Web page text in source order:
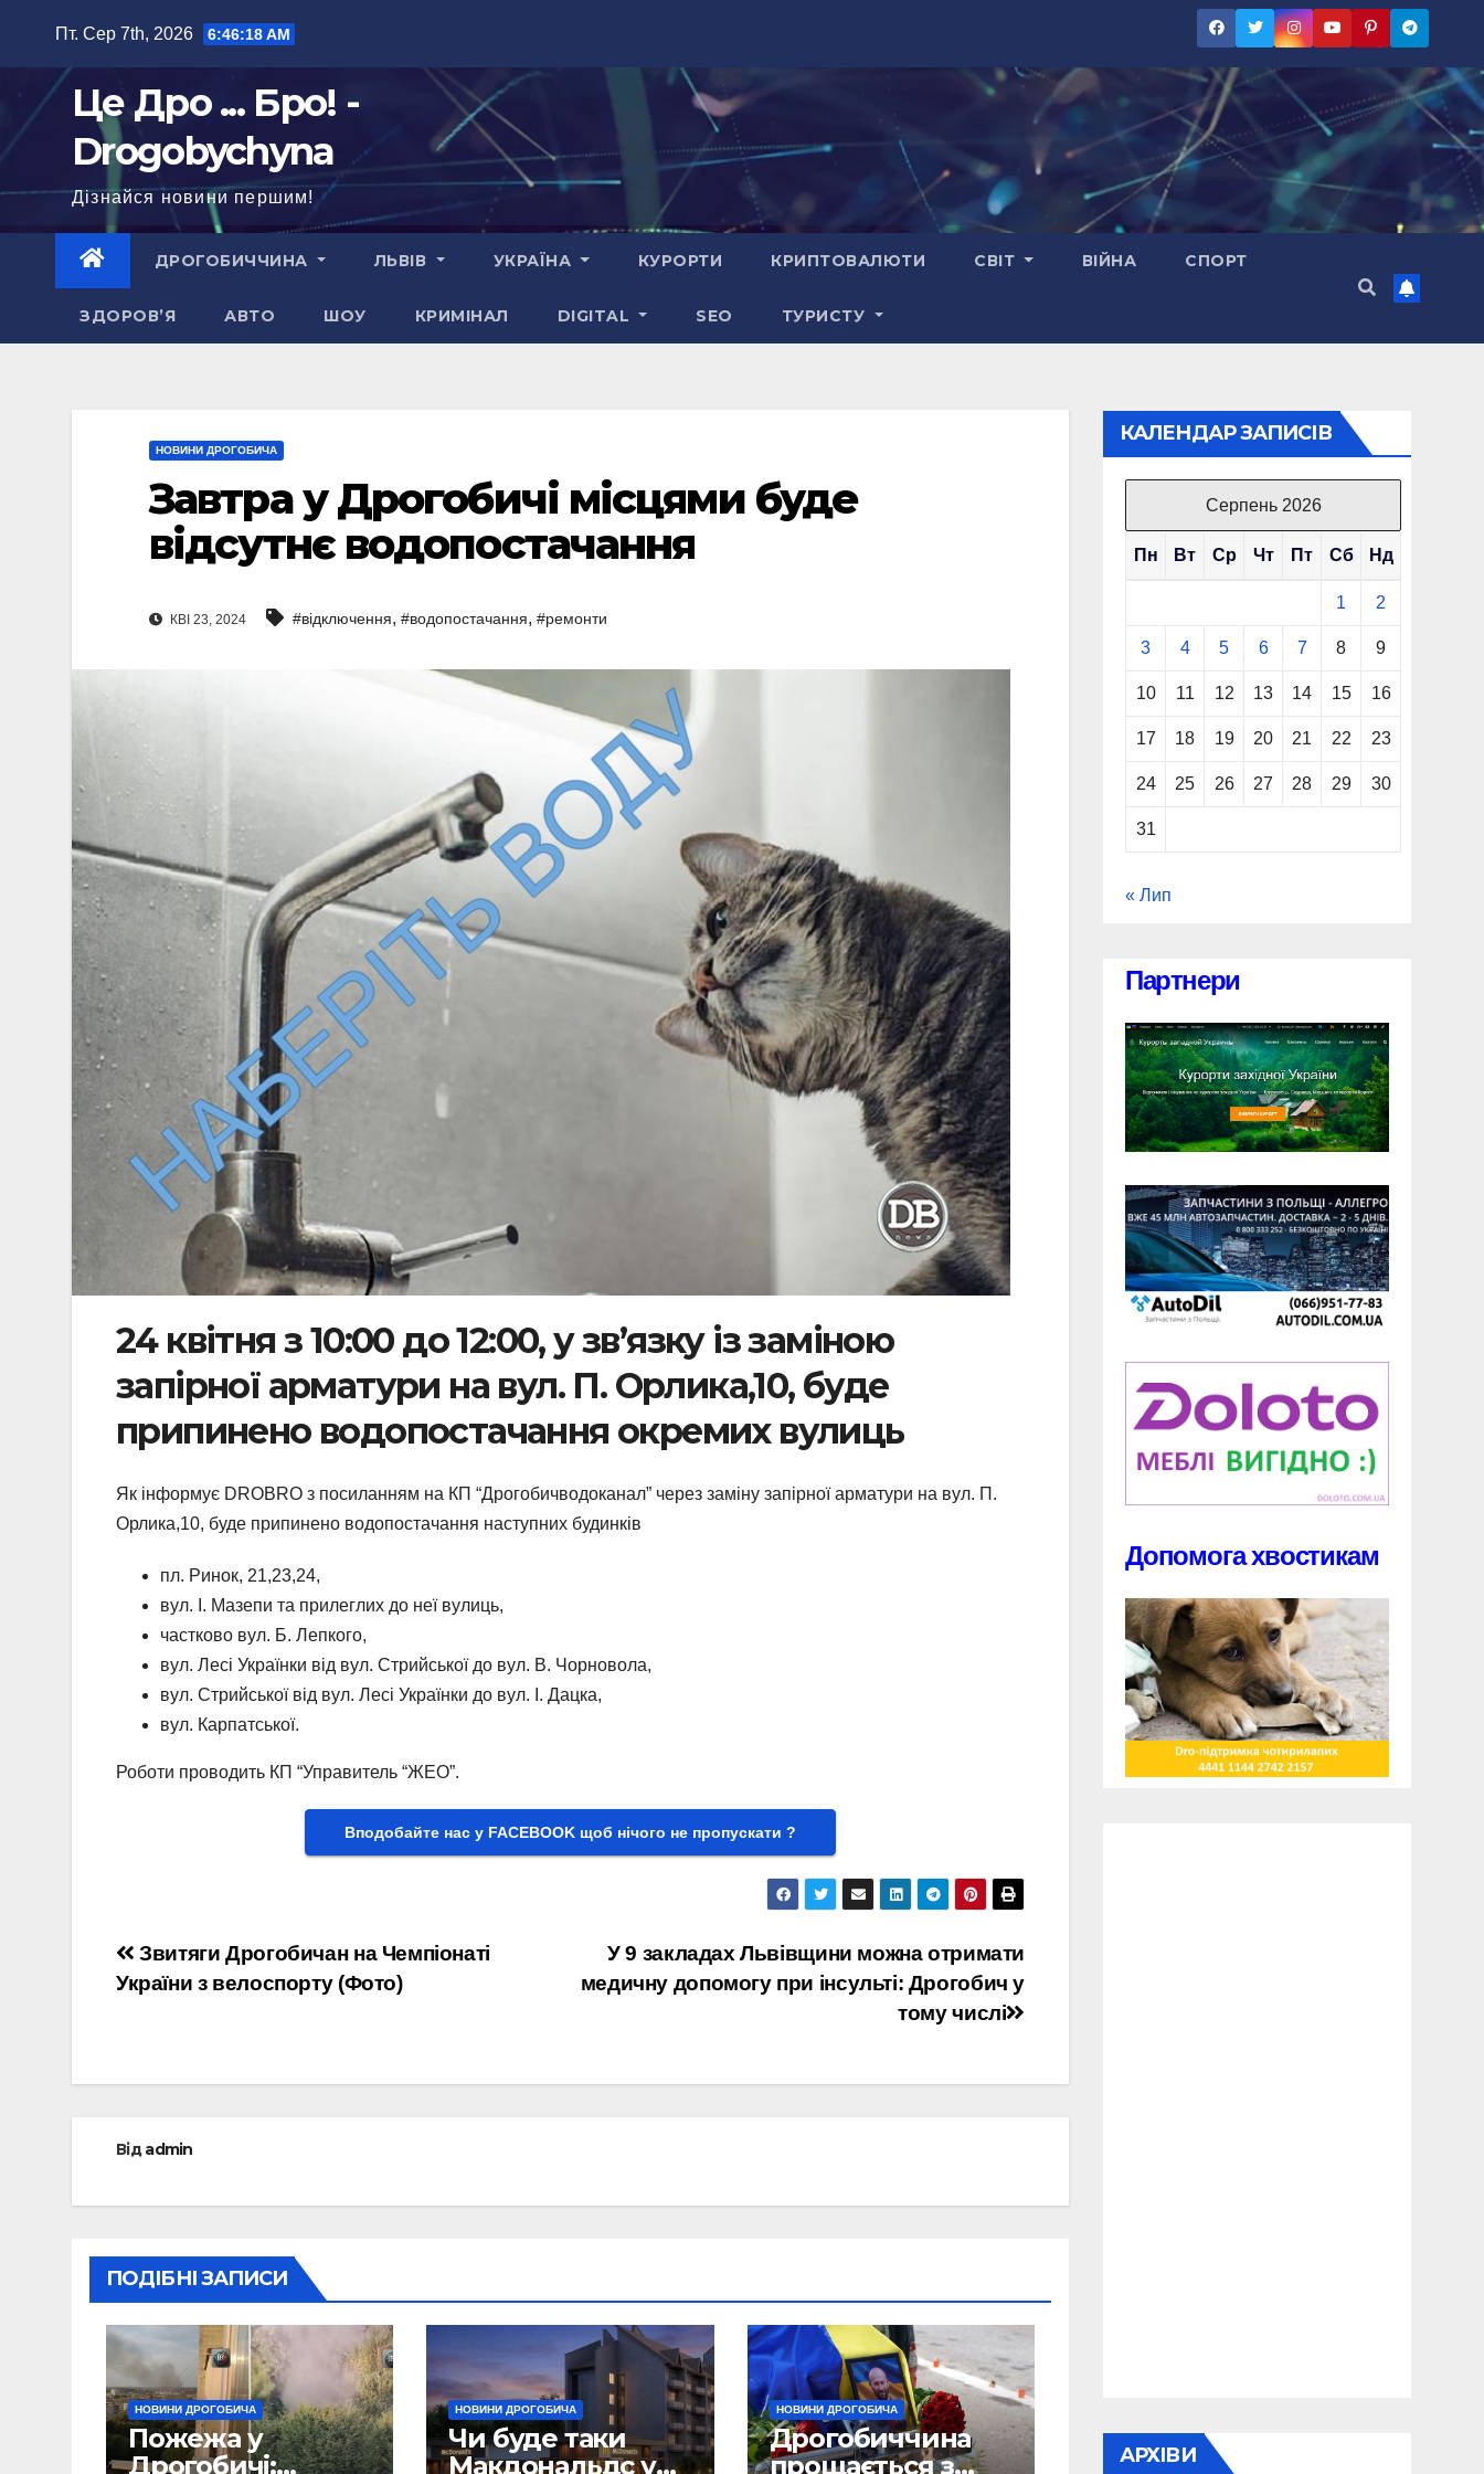
Пт. Сер 7th, 2026 6:46:19 AM
Це Дро ... Бро! -
Drogobychyna
Дізнайся новини першим!
ДРОГОБИЧЧИНА ЛЬВІВ УКРАЇНА КУРОРТИ КРИПТОВАЛЮТИ СВІТ ВІЙНА СПОРТ
ЗДОРОВ’Я АВТО ШОУ КРИМІНАЛ DIGITAL SEO ТУРИСТУ
НОВИНИ ДРОГОБИЧА
Завтра у Дрогобичі місцями буде
відсутнє водопостачання
КВІ 23, 2024 #відключення, #водопостачання, #ремонти
24 квітня з 10:00 до 12:00, у зв’язку із заміною
запірної арматури на вул. П. Орлика,10, буде
припинено водопостачання окремих вулиць
Як інформує DROBRO з посиланням на КП “Дрогобичводоканал” через заміну запірної арматури на вул. П.
Орлика,10, буде припинено водопостачання наступних будинків
пл. Ринок, 21,23,24,
вул. І. Мазепи та прилеглих до неї вулиць,
частково вул. Б. Лепкого,
вул. Лесі Українки від вул. Стрийської до вул. В. Чорновола,
вул. Стрийської від вул. Лесі Українки до вул. І. Дацка,
вул. Карпатської.
Роботи проводить КП “Управитель “ЖЕО”.
Вподобайте нас у FACEBOOK щоб нічого не пропускати ?
Навігація
записів
У 9 закладах Львівщини можна отримати
медичну допомогу при інсульті: Дрогобич у
тому числі
Звитяги Дрогобичан на Чемпіонаті
України з велоспорту (Фото)
Відadmin
ПОДІБНІ ЗАПИСИ
НОВИНИ ДРОГОБИЧА
Пожежа у
Дрогобичі:
НОВИНИ ДРОГОБИЧА
Чи буде таки
Макдональдс у
НОВИНИ ДРОГОБИЧА
Дрогобиччина
прощається з
КАЛЕНДАР ЗАПИСІВ
Серпень 2026
Пн Вт Ср Чт Пт Сб Нд
1 2
3 4 5 6 7 8 9
10 11 12 13 14 15 16
17 18 19 20 21 22 23
24 25 26 27 28 29 30
31
« Лип
Партнери
Допомога хвостикам
АРХІВИ